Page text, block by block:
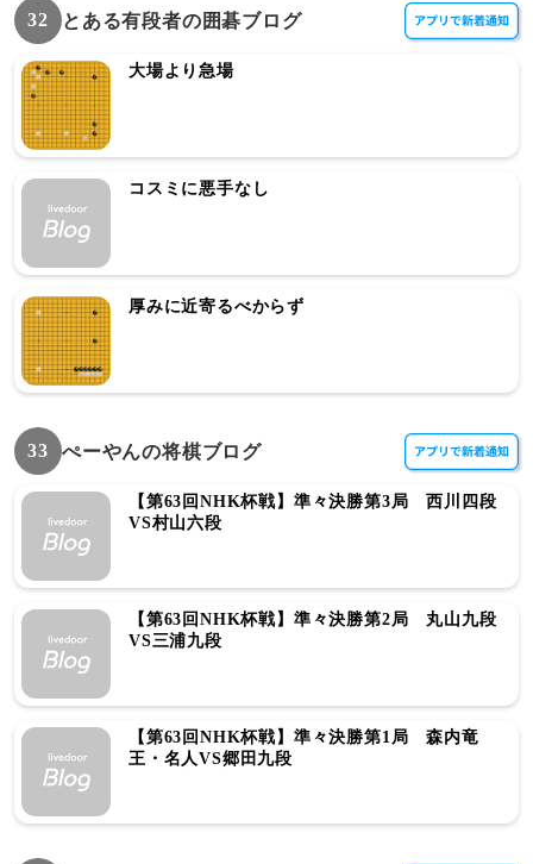
32 とある有段者の囲碁ブログ
大場より急場
コスミに悪手なし
厚みに近寄るべからず
33 ぺーやんの将棋ブログ
【第63回NHK杯戦】準々決勝第3局 西川四段
VS村山六段
【第63回NHK杯戦】準々決勝第2局 丸山九段
VS三浦九段
【第63回NHK杯戦】準々決勝第1局 森内竜
王・名人VS郷田九段